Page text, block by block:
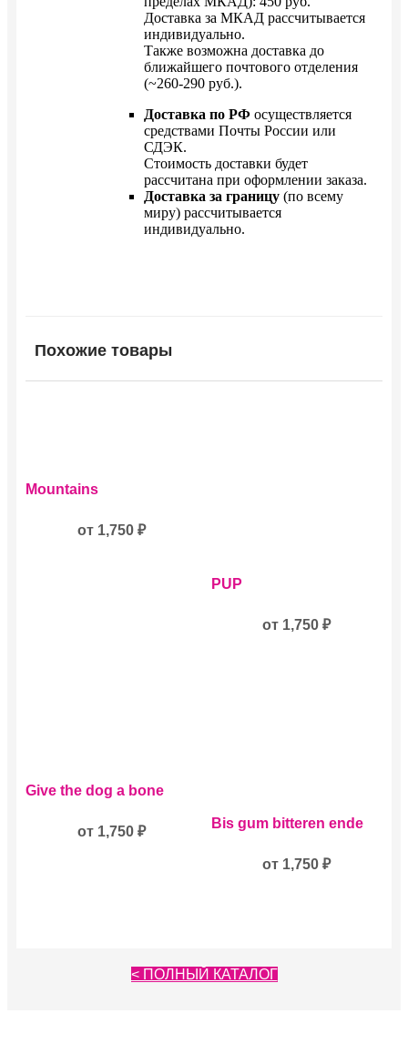
Доставка за МКАД рассчитывается
индивидуально.
Также возможна доставка до
ближайшего почтового отделения
(~260-290 руб.).
Доставка по РФ осуществляется
средствами Почты России или
СДЭК.
Стоимость доставки будет
рассчитана при оформлении заказа.
Доставка за границу (по всему
миру) рассчитывается
индивидуально.
Похожие товары
Этот
товар
несколько
Mountains
от 1,750 ₽
Этот
товар
несколько
PUP
от 1,750₽
Этот
товар
несколько
Give the dog a bone
от 1,750 ₽
Этот
товар
несколько
товара.
Bis gum bitteren ende
от 1,750₽
< ПОЛНЫЙ КАТАЛОГ